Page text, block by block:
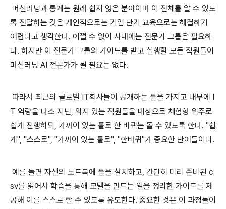
머신러닝과 통계는 원래 쉽지 않은 분야이며 이 전체를 알 수 있도
록 전달하는 것은 개인적으로는 기업 단기 교육으로는 해결하기
어렵다고 생각한다. 어쩔 수 없이 사내에는 전문가 그룹은 필요하
다. 하지만 이 전문가 그룹의 가이드를 받고 실행할 모든 직원들이
머신러닝 AI 전문가가 될 필요는 없다.
따라서 최근의 글로벌 IT회사들이 공개하는 툴을 가지고 내부에 I
T 역량을 다소 지닌, 의지 있는 직원들을 대상으로 체험형 위주로
쉽게 진행하되, 가까이 있는 툴로 한 바퀴는 돌 수 있도록 한다. "쉽
게", "스스로", "가까이 있는 툴로", "한바퀴"가 중요한 단어들이다.
예를 들면 자신의 노트북에 툴을 설치하고, 간단히 미리 준비된 c
sv를 읽어서 학습을 통해 모델을 만드는 일을 정리한 가이드를 제
공해 이를 스스로 할 수 있도록 유도한다. 중요한 것은 이 과정들이